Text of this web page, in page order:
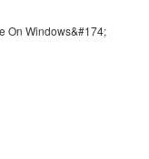
On Windows&#174;